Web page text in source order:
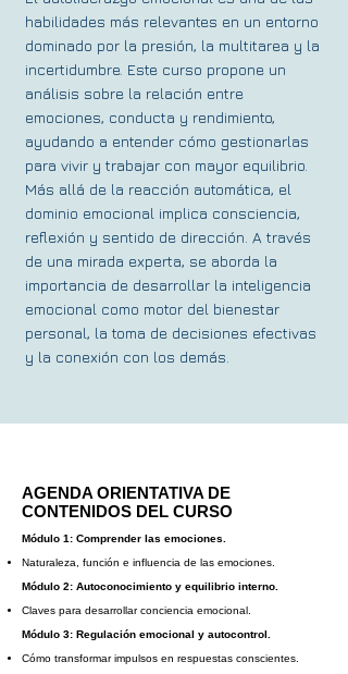
habilidades más relevantes en un entorno
dominado por la presión, la multitarea y la
incertidumbre. Este curso propone un
análisis sobre la relación entre
emociones, conducta y rendimiento,
ayudando a entender cómo gestionarlas
para vivir y trabajar con mayor equilibrio.
Más allá de la reacción automática, el
dominio emocional implica consciencia,
reflexión y sentido de dirección. A través
de una mirada experta, se aborda la
importancia de desarrollar la inteligencia
emocional como motor del bienestar
personal, la toma de decisiones efectivas
y la conexión con los demás.
AGENDA ORIENTATIVA DE
CONTENIDOS DEL CURSO
Módulo 1: Comprender las emociones.
Naturaleza, función e influencia de las emociones.
Módulo 2: Autoconocimiento y equilibrio interno.
Claves para desarrollar conciencia emocional.
Módulo 3: Regulación emocional y autocontrol.
Cómo transformar impulsos en respuestas conscientes.